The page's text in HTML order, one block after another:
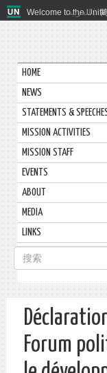
Welcome to the
العربية
HOME
NEWS
STATEMENTS &
MISSION ACTIVITIES
MISSION STAFF
EVENTS
ABOUT
MEDIA
LINKS
搜
索
表
单
搜索
Forum